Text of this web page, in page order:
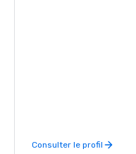
Consulter le profil